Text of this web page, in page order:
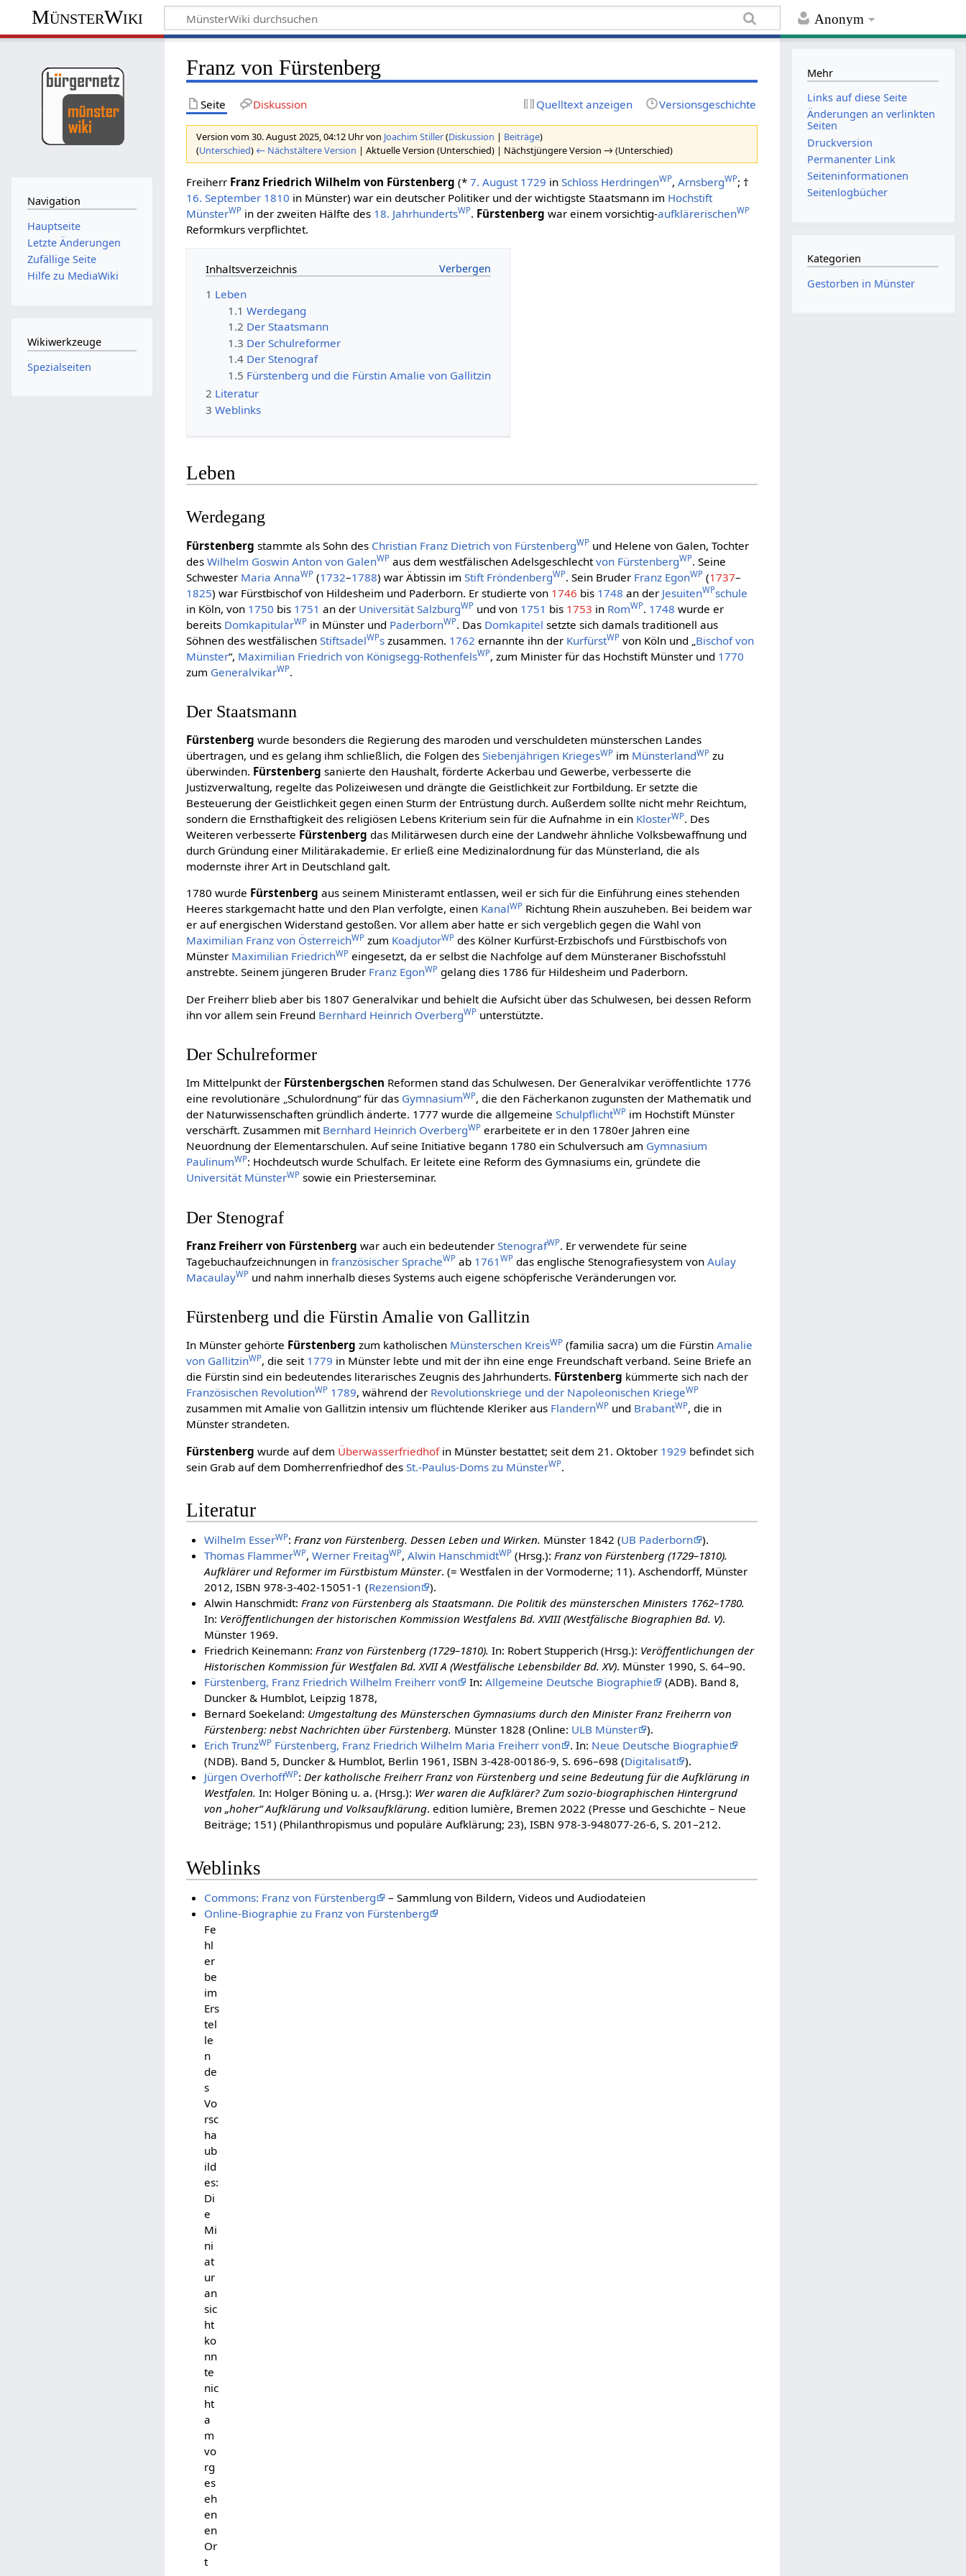
Anonym
MünsterWiki
Franz von Fürstenberg
Seite Diskussion Quelltext anzeigen Versionsgeschichte
Version vom 30. August 2025, 04:12 Uhr von Joachim Stiller(Diskussion | Beiträge)
(Unterschied) ← Nächstältere Version | Aktuelle Version (Unterschied) | Nächstjüngere Version → (Unterschied)
Freiherr Franz Friedrich Wilhelm von Fürstenberg (*7. August 1729 inSchloss HerdringenWP,ArnsbergWP; †
16. September 1810 in Münster) war ein deutscher Politiker und der wichtigste Staatsmann im Hochstift
MünsterWP in der zweiten Hälfte des 18. JahrhundertsWP. Fürstenberg war einem vorsichtig-aufklärerischenWP
Reformkurs verpflichtet.
Inhaltsverzeichnis
1 Leben
1.1 Werdegang
1.2 Der Staatsmann
1.3 Der Schulreformer
1.4 Der Stenograf
1.5 Fürstenberg und die Fürstin Amalie von Gallitzin
2 Literatur
3 Weblinks
Leben
Werdegang
Fürstenberg stammte als Sohn des Christian Franz Dietrich von FürstenbergWP und Helene von Galen, Tochter
desWilhelm Goswin Anton von GalenWP aus dem westfälischen Adelsgeschlechtvon FürstenbergWP. Seine
Schwester Maria AnnaWP (1732–1788) war Äbtissin imStift FröndenbergWP. Sein Bruder Franz EgonWP (1737–
1825) war Fürstbischof von Hildesheim und Paderborn. Er studierte von 1746 bis 1748 an der JesuitenWPschule
in Köln, von 1750 bis 1751 an der Universität SalzburgWP und von 1751 bis 1753 in RomWP. 1748 wurde er
bereits DomkapitularWP in Münster und PaderbornWP. Das Domkapitel setzte sich damals traditionell aus
Söhnen des westfälischenStiftsadelWPs zusammen. 1762 ernannte ihn der KurfürstWP von Köln und „ Bischof von
Münster“, Maximilian Friedrich von Königsegg-RothenfelsWP, zum Minister für das Hochstift Münster und 1770
zum GeneralvikarWP.
Der Staatsmann
Fürstenberg wurde besonders die Regierung des maroden und verschuldeten münsterschen Landes
übertragen, und es gelang ihm schließlich, die Folgen desSiebenjährigen KriegesWP im MünsterlandWP zu
überwinden. Fürstenberg sanierte den Haushalt, förderte Ackerbau und Gewerbe, verbesserte die
Justizverwaltung, regelte das Polizeiwesen und drängte die Geistlichkeit zur Fortbildung. Er setzte die
Besteuerung der Geistlichkeit gegen einen Sturm der Entrüstung durch. Außerdem sollte nicht mehr Reichtum,
sondern die Ernsthaftigkeit des religiösen Lebens Kriterium sein für die Aufnahme in ein KlosterWP. Des
Weiteren verbesserte Fürstenberg das Militärwesen durch eine der Landwehr ähnliche Volksbewaffnung und
durch Gründung einer Militärakademie. Er erließ eine Medizinalordnung für das Münsterland, die als
modernste ihrer Art in Deutschland galt.
1780 wurde Fürstenberg aus seinem Ministeramt entlassen, weil er sich für die Einführung eines stehenden
Heeres starkgemacht hatte und den Plan verfolgte, einen KanalWP Richtung Rhein auszuheben. Bei beidem war
er auf energischen Widerstand gestoßen. Vor allem aber hatte er sich vergeblich gegen die Wahl von
Maximilian Franz von ÖsterreichWP zum KoadjutorWP des Kölner Kurfürst-Erzbischofs und Fürstbischofs von
Münster Maximilian FriedrichWP eingesetzt, da er selbst die Nachfolge auf dem Münsteraner Bischofsstuhl
anstrebte. Seinem jüngeren Bruder Franz EgonWP gelang dies 1786 für Hildesheim und Paderborn.
Der Freiherr blieb aber bis 1807 Generalvikar und behielt die Aufsicht über das Schulwesen, bei dessen Reform
ihn vor allem sein Freund Bernhard Heinrich OverbergWP unterstützte.
Der Schulreformer
Im Mittelpunkt der Fürstenbergschen Reformen stand das Schulwesen. Der Generalvikar veröffentlichte 1776
eine revolutionäre „Schulordnung“ für das GymnasiumWP, die den Fächerkanon zugunsten der Mathematik und
der Naturwissenschaften gründlich änderte. 1777 wurde die allgemeineSchulpflichtWP im Hochstift Münster
verschärft. Zusammen mit Bernhard Heinrich OverbergWP erarbeitete er in den 1780er Jahren eine
Neuordnung der Elementarschulen. Auf seine Initiative begann 1780 ein Schulversuch am Gymnasium
PaulinumWP: Hochdeutsch wurde Schulfach. Er leitete eine Reform des Gymnasiums ein, gründete die
Universität MünsterWP sowie ein Priesterseminar.
Der Stenograf
Franz Freiherr von Fürstenberg war auch ein bedeutenderStenografWP. Er verwendete für seine
Tagebuchaufzeichnungen infranzösischer SpracheWP ab 1761WP das englische Stenografiesystem vonAulay
MacaulayWP und nahm innerhalb dieses Systems auch eigene schöpferische Veränderungen vor.
Fürstenberg und die Fürstin Amalie von Gallitzin
In Münster gehörte Fürstenberg zum katholischen Münsterschen KreisWP (familia sacra) um die FürstinAmalie
von GallitzinWP, die seit 1779 in Münster lebte und mit der ihn eine enge Freundschaft verband. Seine Briefe an
die Fürstin sind ein bedeutendes literarisches Zeugnis des Jahrhunderts. Fürstenberg kümmerte sich nach der
Französischen RevolutionWP 1789, während der Revolutionskriege und der Napoleonischen KriegeWP
zusammen mit Amalie von Gallitzin intensiv um flüchtende Kleriker aus FlandernWP und BrabantWP, die in
Münster strandeten.
Fürstenberg wurde auf dem Überwasserfriedhofin Münster bestattet; seit dem 21. Oktober 1929 befindet sich
sein Grab auf dem Domherrenfriedhof desSt.-Paulus-Doms zu MünsterWP.
Literatur
Wilhelm EsserWP: Franz von Fürstenberg. Dessen Leben und Wirken. Münster 1842 (UB Paderborn
).
Thomas FlammerWP, Werner FreitagWP, Alwin HanschmidtWP(Hrsg.): Franz von Fürstenberg (1729–1810).
Aufklärer und Reformer im Fürstbistum Münster. (= Westfalen in der Vormoderne; 11). Aschendorff, Münster
2012, ISBN 978-3-402-15051-1 (Rezension
).
Alwin Hanschmidt: Franz von Fürstenberg als Staatsmann. Die Politik des münsterschen Ministers 1762–1780.
In: Veröffentlichungen der historischen Kommission Westfalens Bd. XVIII (Westfälische Biographien Bd. V).
Münster 1969.
Friedrich Keinemann: Franz von Fürstenberg (1729–1810). In: Robert Stupperich (Hrsg.): Veröffentlichungen der
Historischen Kommission für Westfalen Bd. XVII A (Westfälische Lebensbilder Bd. XV). Münster 1990, S. 64–90.
Fürstenberg, Franz Friedrich Wilhelm Freiherr von
In: Allgemeine Deutsche Biographie
(ADB). Band 8,
Duncker & Humblot, Leipzig 1878,
Bernard Soekeland: Umgestaltung des Münsterschen Gymnasiums durch den Minister Franz Freiherrn von
Fürstenberg: nebst Nachrichten über Fürstenberg. Münster 1828 (Online: ULB Münster
).
Erich TrunzWP Fürstenberg, Franz Friedrich Wilhelm Maria Freiherr von . In: Neue Deutsche Biographie
(NDB). Band 5, Duncker & Humblot, Berlin 1961, ISBN 3-428-00186-9, S. 696–698 (Digitalisat
).
Jürgen OverhoffWP: Der katholische Freiherr Franz von Fürstenberg und seine Bedeutung für die Aufklärung in
Westfalen. In: Holger Böning u. a. (Hrsg.): Wer waren die Aufklärer? Zum sozio-biographischen Hintergrund
von „hoher“ Aufklärung und Volksaufklärung. edition lumière, Bremen 2022 (Presse und Geschichte – Neue
Beiträge; 151) (Philanthropismus und populäre Aufklärung; 23), ISBN 978-3-948077-26-6, S. 201–212.
Weblinks
Commons: Franz von Fürstenberg
– Sammlung von Bildern, Videos und Audiodateien
Online-Biographie zu Franz von Fürstenberg
Fe
hl
er
be
im
Ers
tel
le
n
de
s
Vo
rsc
ha
ub
ild
es:
Di
e
Mi
ni
at
ur
an
sic
ht
ko
nn
te
nic
ht
a
m
vo
rg
es
eh
en
en
Or
t
Navigation
Hauptseite
Letzte Änderungen
Zufällige Seite
Hilfe zu MediaWiki
Wikiwerkzeuge
Spezialseiten
Mehr
Links auf diese Seite
Änderungen an verlinkten
Seiten
Druckversion
Permanenter Link
Seiten­informationen
Seitenlogbücher
Kategorien
Gestorben in Münster